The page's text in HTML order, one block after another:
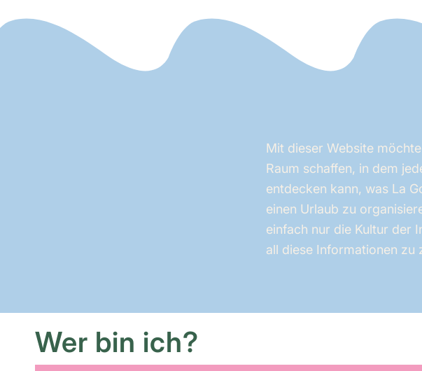
Mit dieser Website
Raum schaffen, in dem
entdecken kann, was La
einen Urlaub zu
einfach nur die Kultur der
all diese Informationen zu
Wer bin ich?